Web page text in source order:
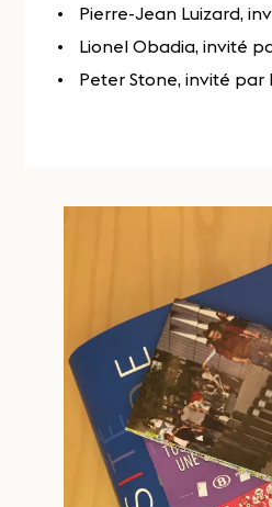
Pierre-Jean Luizard,
Lionel Obadia, invité
Peter Stone, invité